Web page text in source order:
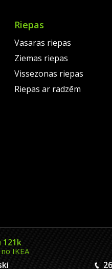
Riepas
Vasaras riepas
Ziemas riepas
Vissezonas riepas
Riepas ar radzēm
121k
IKEA